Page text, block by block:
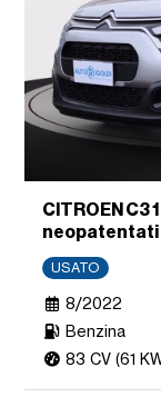
CITROEN C3
neopatentati
USATO
8/2022
Benzina
83 CV (61